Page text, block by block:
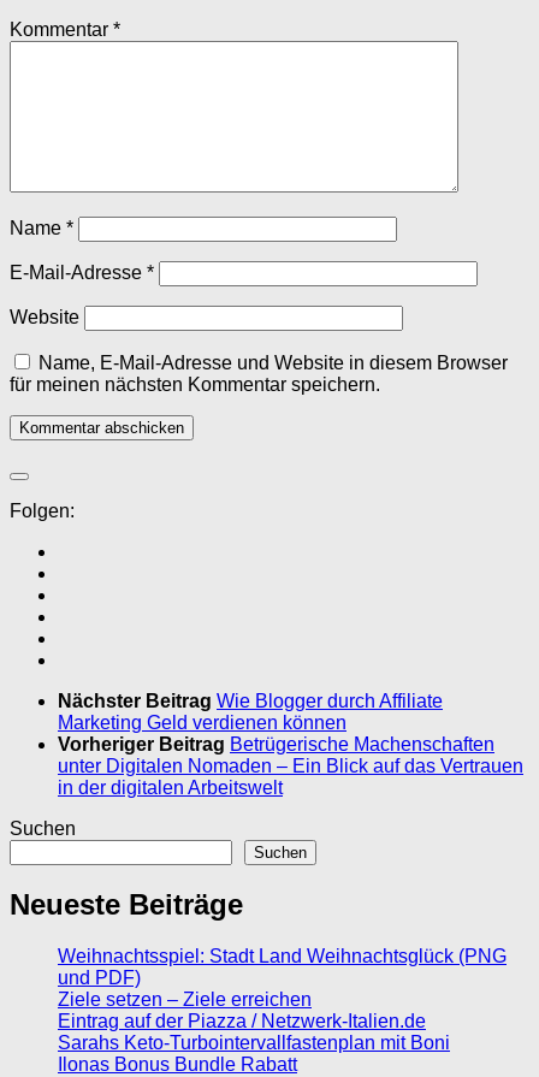
Kommentar *
Name *
E-Mail-Adresse *
Website
Name, E-Mail-Adresse und Website in diesem Browser
für meinen nächsten Kommentar speichern.
Folgen:
Nächster Beitrag Wie Blogger durch Affiliate
Marketing Geld verdienen können
Vorheriger Beitrag Betrügerische Machenschaften
unter Digitalen Nomaden – Ein Blick auf das Vertrauen
in der digitalen Arbeitswelt
Suchen
Suchen
Neueste Beiträge
Weihnachtsspiel: Stadt Land Weihnachtsglück (PNG
und PDF)
Ziele setzen – Ziele erreichen
Eintrag auf der Piazza / Netzwerk-Italien.de
Sarahs Keto-Turbointervallfastenplan mit Boni
Ilonas Bonus Bundle Rabatt